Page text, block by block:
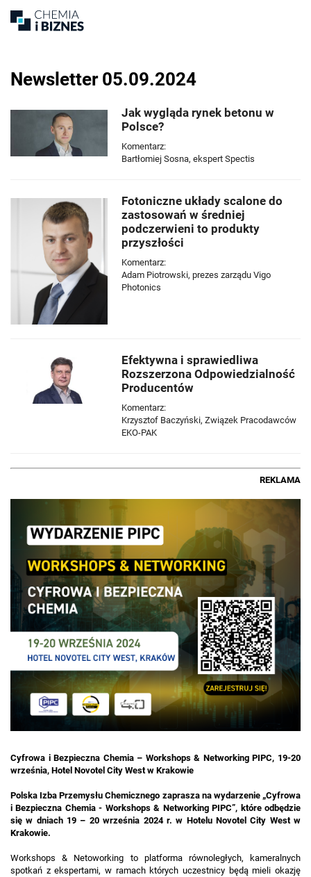
Newsletter 05.09.2024
Jak wygląda rynek betonu w
Polsce?
Komentarz:
Bartłomiej Sosna, ekspert Spectis
Fotoniczne układy scalone do
zastosowań w średniej
podczerwieni to produkty
przyszłości
Komentarz:
Adam Piotrowski, prezes zarządu Vigo
Photonics
Efektywna i sprawiedliwa
Rozszerzona Odpowiedzialność
Producentów
Komentarz:
Krzysztof Baczyński, Związek Pracodawców
EKO-PAK
REKLAMA
Cyfrowa i Bezpieczna Chemia – Workshops & Networking PIPC, 19-20
września, Hotel Novotel City West w Krakowie
Polska Izba Przemysłu Chemicznego zaprasza na wydarzenie „Cyfrowa
i Bezpieczna Chemia - Workshops & Networking PIPC”, które odbędzie
się w dniach 19 – 20 września 2024 r. w Hotelu Novotel City West w
Krakowie.
Workshops & Netoworking to platforma równoległych, kameralnych
spotkań z ekspertami, w ramach których uczestnicy będą mieli okazję